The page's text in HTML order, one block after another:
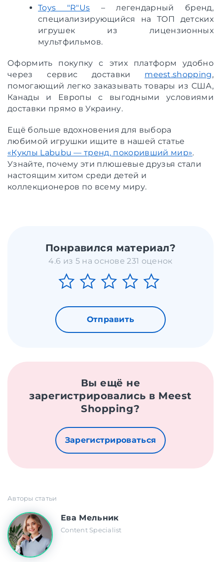
Toys "R"Us – легендарный бренд,
специализирующийся на ТОП детских
игрушек из лицензионных
мультфильмов.
Оформить покупку с этих платформ удобно
через сервис доставки meest.shopping,
помогающий легко заказывать товары из США,
Канады и Европы с выгодными условиями
доставки прямо в Украину.
Ещё больше вдохновения для выбора
любимой игрушки ищите в нашей статье
«Куклы Labubu — тренд, покоривший мир».
Узнайте, почему эти плюшевые друзья стали
настоящим хитом среди детей и
коллекционеров по всему миру.
Понравился материал?
4.6 из 5 на основе 231 оценок
Отправить
Вы ещё не
зарегистрировались в Meest
Shopping?
Зарегистрироваться
Авторы статьи
Ева Мельник
Content Specialist